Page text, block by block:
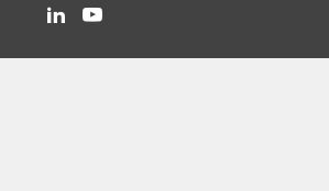
Linkedin
You
Tube